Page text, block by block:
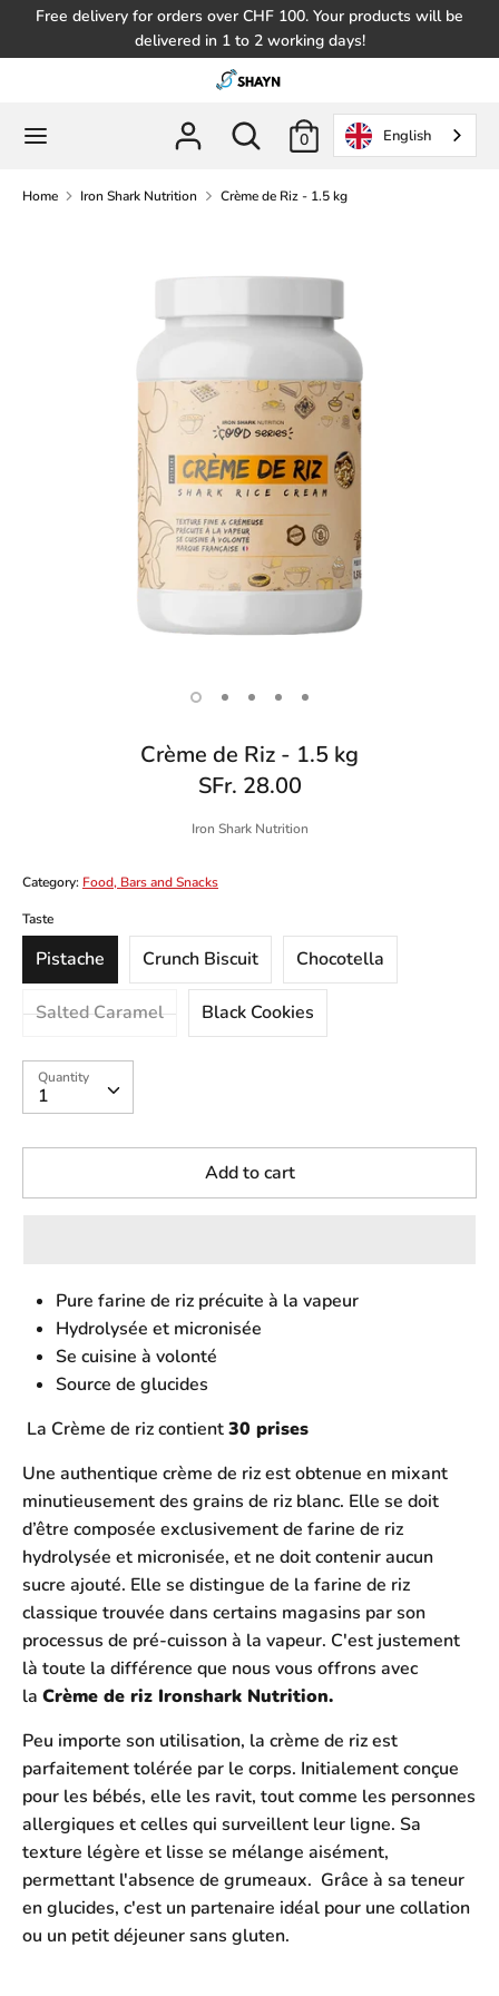
Free delivery for orders over CHF 100. Your products will be
delivered in 1 to 2 working days!
Search
0 English
Home Iron Shark Nutrition Crème de Riz - 1.5 kg
Crème de Riz - 1.5 kg
SFr. 28.00
Iron Shark Nutrition
Category: Food, Bars and Snacks
Taste
Pistache Crunch Biscuit Chocotella
Salted Caramel Black Cookies
Quantity
1
Quantity
Add to cart
Pure farine de riz précuite à la vapeur
Hydrolysée et micronisée
Se cuisine à volonté
Source de glucides
La Crème de riz contient30 prises
Une authentique crème de riz est obtenue en mixant
minutieusement des grains de riz blanc. Elle se doit
d’être composée exclusivement de farine de riz
hydrolysée et micronisée, et ne doit contenir aucun
sucre ajouté. Elle se distingue de la farine de riz
classique trouvée dans certains magasins par son
processus de pré-cuisson à la vapeur. C'est justement
là toute la différence que nous vous offrons avec
la Crème de riz Ironshark Nutrition.
Peu importe son utilisation, la crème de riz est
parfaitement tolérée par le corps. Initialement conçue
pour les bébés, elle les ravit, tout comme les personnes
allergiques et celles qui surveillent leur ligne. Sa
texture légère et lisse se mélange aisément,
permettant l'absence de grumeaux. Grâce à sa teneur
en glucides, c'est un partenaire idéal pour une collation
ou un petit déjeuner sans gluten.